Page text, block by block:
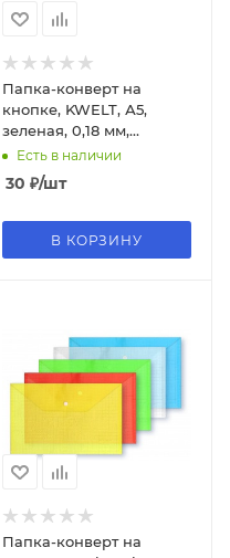
Папка-конверт на
кнопке, KWELT, А5,
зеленая, 0,18 мм,
КР-000239
Есть в наличии
30 ₽/шт
В КОРЗИНУ
Папка-конверт на